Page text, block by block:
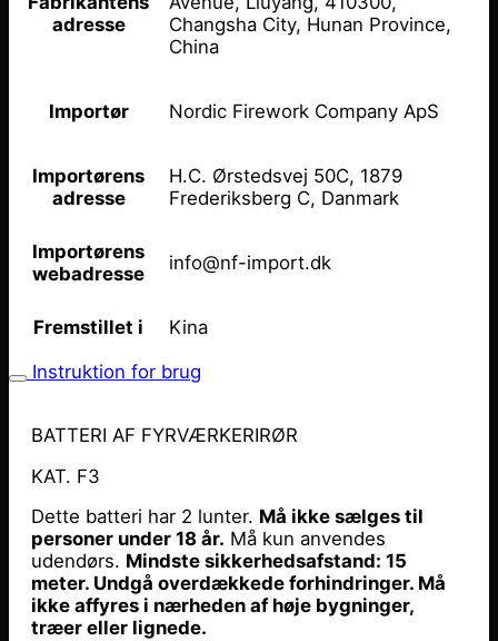
adresse
Changsha City, Hunan Province,
China
Importør Nordic Firework Company ApS
Importørens
adresse
H.C. Ørstedsvej 50C, 1879
Frederiksberg C, Danmark
Importørens
webadresse
info@nf-import.dk
Fremstillet i Kina
Instruktion for brug
BATTERI AF FYRVÆRKERIRØR
KAT. F3
Dette batteri har 2 lunter. Må ikke sælges til
personer under 18 år. Må kun anvendes
udendørs. Mindste sikkerhedsafstand: 15
meter. Undgå overdækkede forhindringer. Må
ikke affyres i nærheden af høje bygninger,
træer eller lignede.